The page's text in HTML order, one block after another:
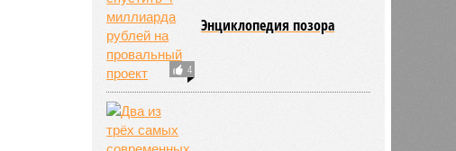
4
Энциклопедия позора